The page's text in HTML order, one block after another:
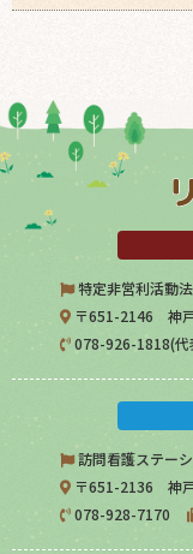
特定非営利活動
〒651-2146 神
078-926-1818(代
訪問看護ステー
〒651-2136 神
078-928-7170